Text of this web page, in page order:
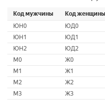
Код мужчины Код женщины
ЮН0
ЮД0
ЮН1
ЮД1
ЮН2
ЮД2
M0
Ж0
M1
Ж1
M2
Ж2
M3
Ж3